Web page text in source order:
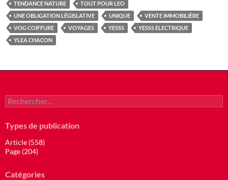
TENDANCE NATURE
TOUT POUR LEO
UNE OBLIGATION LÉGISLATIVE
UNIQUE
VENTE IMMOBILIÈRE
VOG COIFFURE
VOYAGES YESSS
YESSS ELECTRIQUE
YLEA CHACON
Rechercher :
Types de publication
Article (558)
Page (204)
Catégories